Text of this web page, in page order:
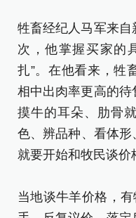
牲畜经纪人马军来
次，他掌握买家的
扎”。在他看来，牲
相中出肉率更高的
摸牛的耳朵、肋骨
色、辨品种、看体
就要开始和牧民谈价
当地谈牛羊价格，